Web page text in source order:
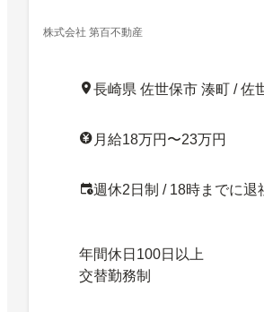
株式会社 第百不動産
長崎県 佐世保市 湊町 / 佐
月給18万円〜23万円
週休2日制 / 18時までに退
年間休日100日以上
交替勤務制